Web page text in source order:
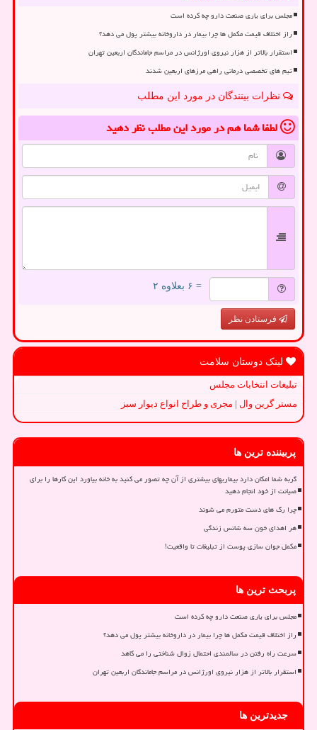
مجلس برای یاری صنعت دارو چه کرده است
راز اختلاف قیمت مکمل ها چرا بیمار در داروخانه بیشتر پول می دهد؟
استقرار بالاتر از هزار نیروی اورژانس در مراسم جاماندگان اربعین تهران
تیم های تخصصی درمانی راهی مرزهای اربعین شدند
نظرات بینندگان در مورد این مطلب
لطفا شما همدر مورد این مطلبنظر دهید
= ۶ بعلاوه ۲
فرستادن نظر
لینک دوستان سلامت
تبلیغات انتخابات مجلس
مستر گرین وال | مجری و طراح انواع دیوار سبز
پربیننده ترین ها
گربه شما امکان دارد بیماریهای بیشتری از آن چه تصور می کنید به خانه بیاورد این کارها را برای
صیانت از خود انجام دهید
چرا رگ های دست متورم می شوند
هر اهدای خون سه شانس زندگی
مکمل جوان سازی پوست از تبلیغات تا واقعیت!
پربحث ترین ها
مجلس برای یاری صنعت دارو چه کرده است
راز اختلاف قیمت مکمل ها چرا بیمار در داروخانه بیشتر پول می دهد؟
سرعت راه رفتن در سالمندی احتمال زوال شناختی را می کاهد
استقرار بالاتر از هزار نیروی اورژانس در مراسم جاماندگان اربعین تهران
جدیدترین ها